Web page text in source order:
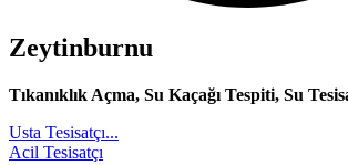
Zeytinburnu
Tıkanıklık Açma, Su Kaçağı Tespiti, Su
Usta Tesisatçı...
Acil Tesisatçı